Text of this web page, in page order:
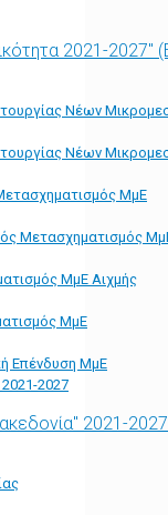
2021-
Νέων
Νέων
ΜμΕ
Μετασχηματισμός
ΜμΕ Αιχμής
ΜμΕ
Επένδυση ΜμΕ
2027
2021-2027